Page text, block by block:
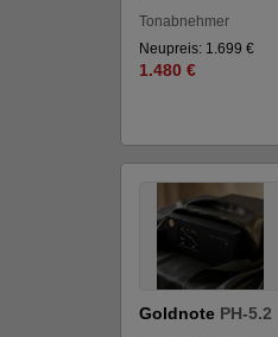
Tonabnehmer
Neupreis: 1.699 €
1.480 €
Goldnote PH-5.2